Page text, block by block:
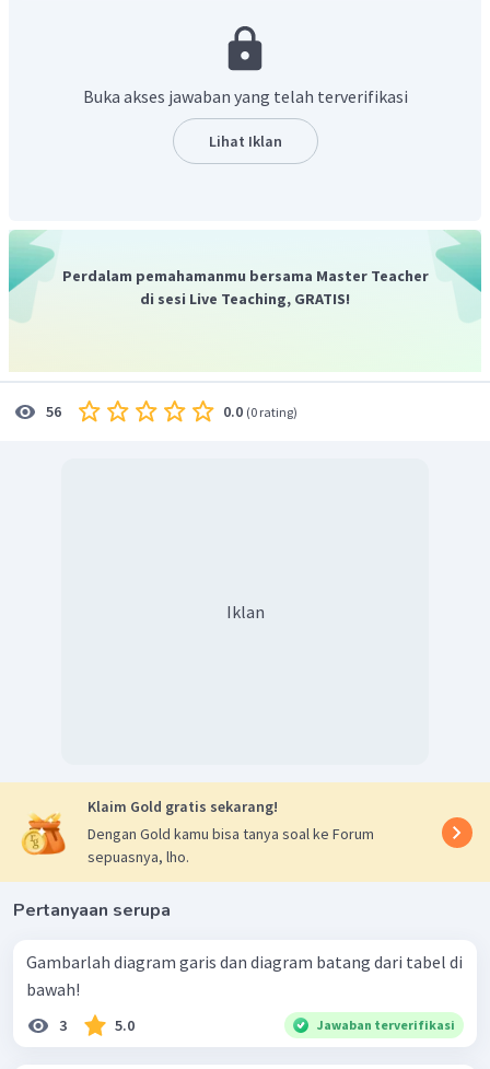
Buat tabel sesuai data tersebut.
Dengan Menempatkan nilai siswa pada garis horizontal
atau mendatar, dan banyak siswa pada garis vertikal.
Diagram garis sesuai data pada tabel tersebut adalah
sebagai berikut.
Buka akses jawaban yang telah terverifikasi
Lihat Iklan
Perdalam pemahamanmu bersama Master Teacher
di sesi Live Teaching, GRATIS!
56 0.0 (0 rating)
Iklan
Klaim Gold gratis sekarang!
Dengan Gold kamu bisa tanya soal ke Forum
sepuasnya, lho.
Pertanyaan serupa
Gambarlah diagram garis dan diagram batang dari tabel di
bawah!
3 5.0 Jawaban terverifikasi